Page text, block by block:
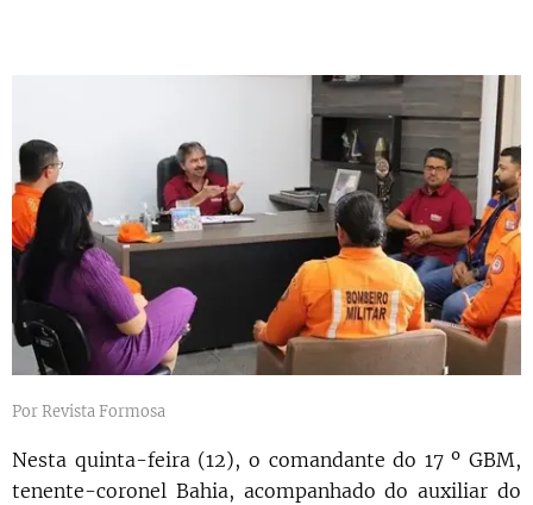
Por Revista Formosa
Nesta quinta-feira (12), o comandante do 17 º GBM,
tenente-coronel Bahia, acompanhado do auxiliar do